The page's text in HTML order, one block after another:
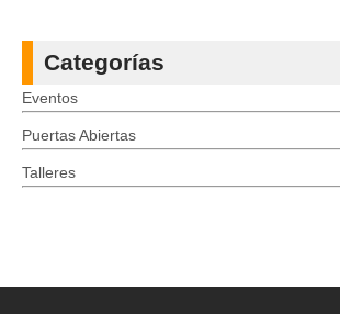
Categorías
Eventos
Puertas Abiertas
Talleres